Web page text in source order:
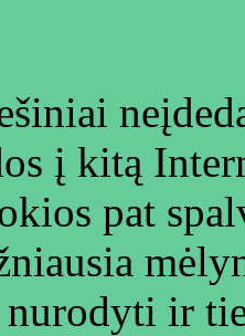
į kitą
pat
ir